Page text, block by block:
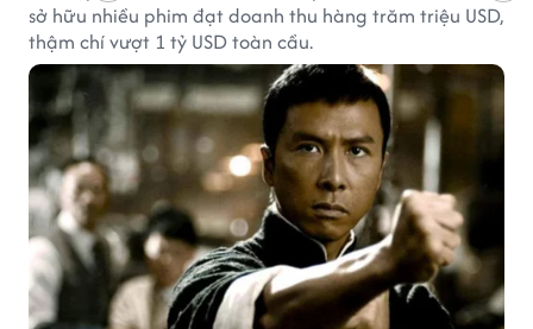
sở hữu nhiều phim đạt doanh thu hàng trăm triệu USD,
thậm chí vượt 1 tỷ USD toàn cầu.